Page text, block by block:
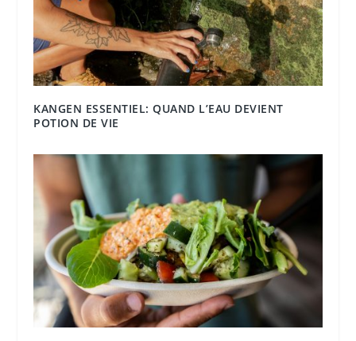
KANGEN ESSENTIEL: QUAND L’EAU DEVIENT
POTION DE VIE